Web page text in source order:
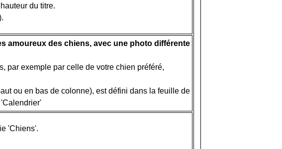
du titre.
amoureux des chiens, avec une photo différente
par exemple par celle de votre chien préféré,
ou en bas de colonne), est défini dans la feuille de
'Chiens'.